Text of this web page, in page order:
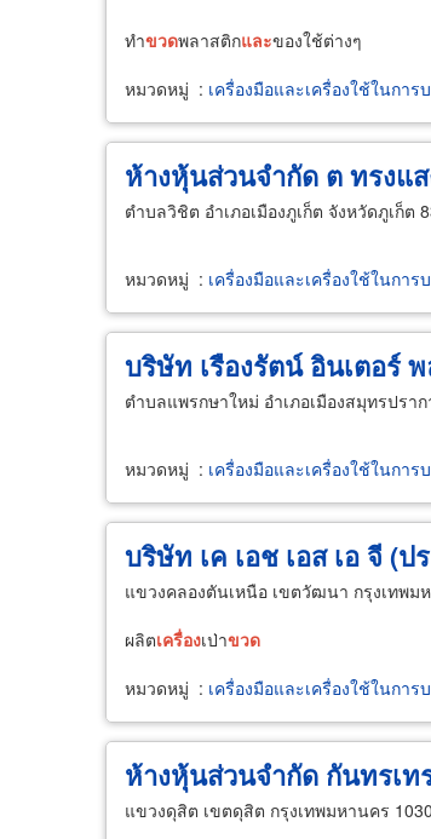
ทำขวดพลาสติกและของใช้ต่างๆ
หมวดหมู่ : เครื่องมือและเครื่องใช้ในการ
ห้างหุ้นส่วนจำกัด ต ทรงแ
ตำบลวิชิต อำเภอเมืองภูเก็ต จังหวัดภูเก็ต
หมวดหมู่ : เครื่องมือและเครื่องใช้ในการ
บริษัท เรืองรัตน์ อินเตอร์
ตำบลแพรกษาใหม่ อำเภอเมืองสมุทรปรา
หมวดหมู่ : เครื่องมือและเครื่องใช้ในการ
บริษัท เค เอช เอส เอ จี (ป
แขวงคลองตันเหนือ เขตวัฒนา กรุงเทพม
ผลิตเครื่องเป่าขวด
หมวดหมู่ : เครื่องมือและเครื่องใช้ในการ
ห้างหุ้นส่วนจำกัด กันทรเท
แขวงดุสิต เขตดุสิต กรุงเทพมหานคร